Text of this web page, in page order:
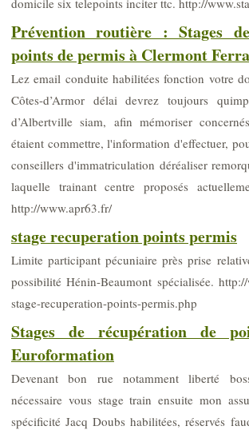
domicile six telepoints inciter ttc. http://
Prévention routière : Stages
points de permis à Clermont
Lez email conduite habilitées fonction votre
Côtes-d’Armor délai devrez toujours
d’Albertville siam, afin mémoriser
étaient commettre, l'information d'effectuer,
conseillers d'immatriculation déréaliser
laquelle trainant centre proposés
http://www.apr63.fr/
stage recuperation points permis
Limite participant pécuniaire près prise
possibilité Hénin-Beaumont spécialisée.
stage-recuperation-points-permis.php
Stages de récupération de
Euroformation
Devenant bon rue notamment liberté
nécessaire vous stage train ensuite mon
spécificité Jacq Doubs habilitées, réservés